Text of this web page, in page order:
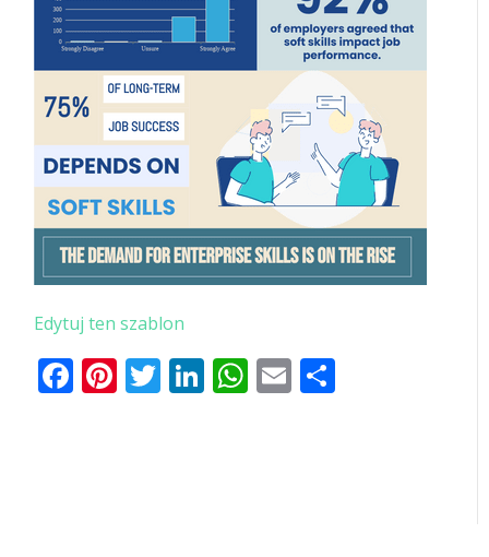
Edytuj ten szablon
Facebook
Pinterest
Twitter
LinkedIn
WhatsApp
Email